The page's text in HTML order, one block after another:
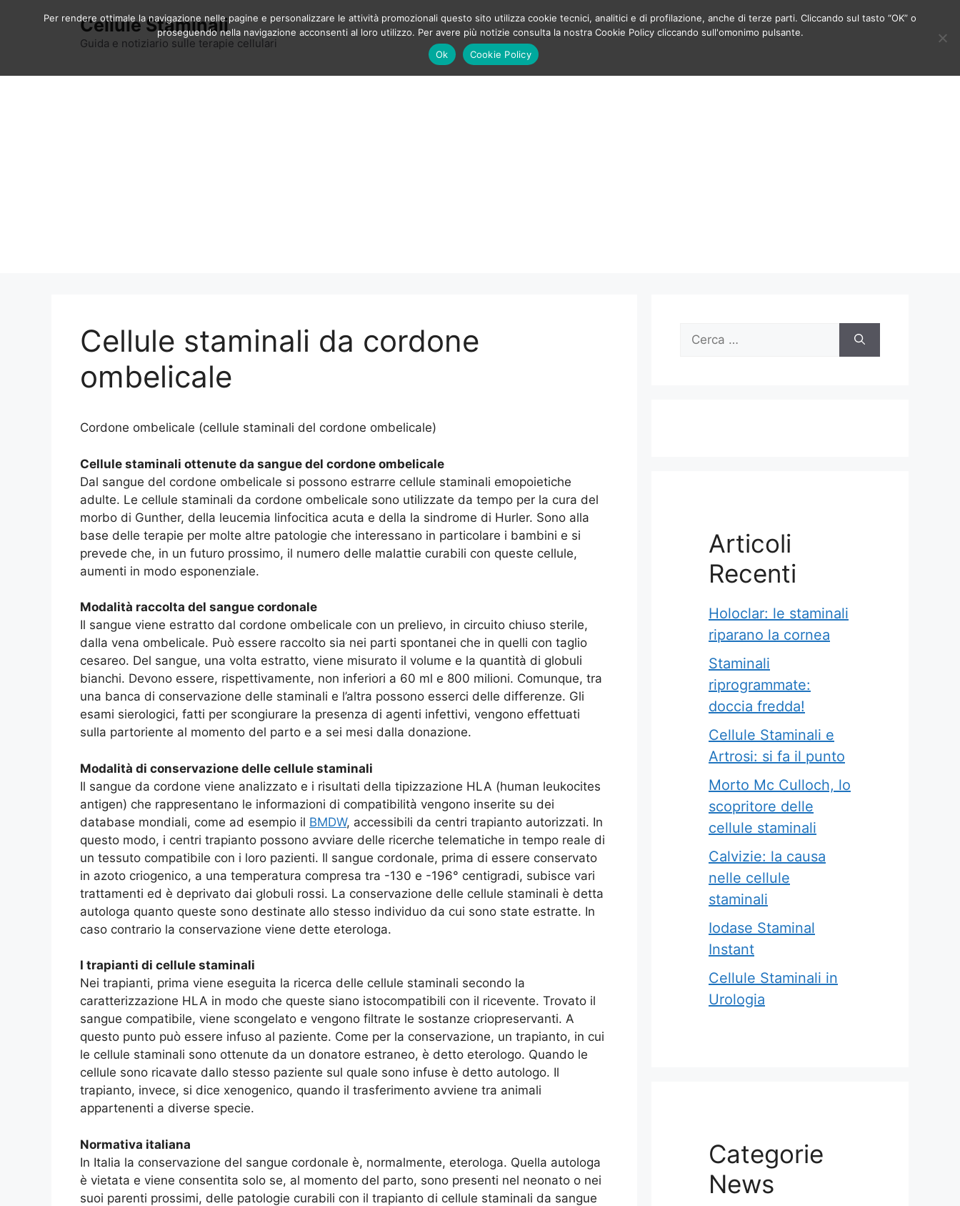
Cellule Staminali
Guida e notiziario sulle terapie cellulari
Cellule staminali da cordone
ombelicale
Cordone ombelicale (cellule staminali del cordone ombelicale)
Cellule staminali ottenute da sangue del cordone ombelicale
Dal sangue del cordone ombelicale si possono estrarre cellule staminali emopoietiche
adulte. Le cellule staminali da cordone ombelicale sono utilizzate da tempo per la cura del
morbo di Gunther, della leucemia linfocitica acuta e della la sindrome di Hurler. Sono alla
base delle terapie per molte altre patologie che interessano in particolare i bambini e si
prevede che, in un futuro prossimo, il numero delle malattie curabili con queste cellule,
aumenti in modo esponenziale.
Modalità raccolta del sangue cordonale
Il sangue viene estratto dal cordone ombelicale con un prelievo, in circuito chiuso sterile,
dalla vena ombelicale. Può essere raccolto sia nei parti spontanei che in quelli con taglio
cesareo. Del sangue, una volta estratto, viene misurato il volume e la quantità di globuli
bianchi. Devono essere, rispettivamente, non inferiori a 60 ml e 800 milioni. Comunque, tra
una banca di conservazione delle staminali e l’altra possono esserci delle differenze. Gli
esami sierologici, fatti per scongiurare la presenza di agenti infettivi, vengono effettuati
sulla partoriente al momento del parto e a sei mesi dalla donazione.
Modalità di conservazione delle cellule staminali
Il sangue da cordone viene analizzato e i risultati della tipizzazione HLA (human leukocites
antigen) che rappresentano le informazioni di compatibilità vengono inserite su dei
database mondiali, come ad esempio il BMDW, accessibili da centri trapianto autorizzati. In
questo modo, i centri trapianto possono avviare delle ricerche telematiche in tempo reale di
un tessuto compatibile con i loro pazienti. Il sangue cordonale, prima di essere conservato
in azoto criogenico, a una temperatura compresa tra -130 e -196° centigradi, subisce vari
trattamenti ed è deprivato dai globuli rossi. La conservazione delle cellule staminali è detta
autologa quanto queste sono destinate allo stesso individuo da cui sono state estratte. In
caso contrario la conservazione viene dette eterologa.
I trapianti di cellule staminali
Nei trapianti, prima viene eseguita la ricerca delle cellule staminali secondo la
caratterizzazione HLA in modo che queste siano istocompatibili con il ricevente. Trovato il
sangue compatibile, viene scongelato e vengono filtrate le sostanze criopreservanti. A
questo punto può essere infuso al paziente. Come per la conservazione, un trapianto, in cui
le cellule staminali sono ottenute da un donatore estraneo, è detto eterologo. Quando le
cellule sono ricavate dallo stesso paziente sul quale sono infuse è detto autologo. Il
trapianto, invece, si dice xenogenico, quando il trasferimento avviene tra animali
appartenenti a diverse specie.
Normativa italiana
In Italia la conservazione del sangue cordonale è, normalmente, eterologa. Quella autologa
è vietata e viene consentita solo se, al momento del parto, sono presenti nel neonato o nei
suoi parenti prossimi, delle patologie curabili con il trapianto di cellule staminali da sangue
Ricerca
Articoli
Recenti
Holoclar: le staminali
riparano la cornea
Staminali
riprogrammate:
doccia fredda!
Cellule Staminali e
Artrosi: si fa il punto
Morto Mc Culloch, lo
scopritore delle
cellule staminali
Calvizie: la causa
nelle cellule
staminali
Iodase Staminal
Instant
Cellule Staminali in
Urologia
Categorie
News
Per rendere ottimale la navigazione nelle pagine e personalizzare le attività promozionali questo sito utilizza cookie tecnici, analitici e di profilazione, anche di terze parti. Cliccando sul tasto “OK” o
proseguendo nella navigazione acconsenti al loro utilizzo. Per avere più notizie consulta la nostra Cookie Policy cliccando sull'omonimo pulsante.
Ok
Cookie Policy